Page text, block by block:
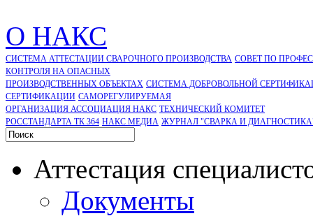
О НАКС
СИСТЕМА АТТЕСТАЦИИ СВАРОЧНОГО ПРОИЗВОДСТВА СОВЕТ ПО
КОНТРОЛЯ НА ОПАСНЫХ
ПРОИЗВОДСТВЕННЫХ ОБЪЕКТАХ СИСТЕМА ДОБРОВОЛЬНОЙ
CЕРТИФИКАЦИИ САМОРЕГУЛИРУЕМАЯ
ОРГАНИЗАЦИЯ АССОЦИАЦИЯ НАКС ТЕХНИЧЕСКИЙ КОМИТЕТ
РОССТАНДАРТА ТК 364 НАКС МЕДИА ЖУРНАЛ "СВАРКА И
Аттестация
Документы